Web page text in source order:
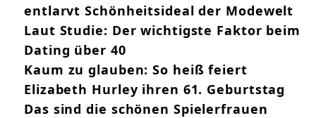
entlarvt Schönheitsideal der Modewelt
Laut Studie: Der wichtigste Faktor beim
Dating über 40
Kaum zu glauben: So heiß feiert
Elizabeth Hurley ihren 61. Geburtstag
Das sind die schönen Spielerfrauen